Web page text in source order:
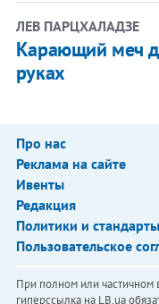
ЛЕВ ПАРЦХАЛАДЗЕ
Карающий меч
руках
Про нас
Реклама на сайте
Ивенты
Редакция
Политики и стандарты
Пользовательское
При полном или частичном
гиперссылка на LB.ua